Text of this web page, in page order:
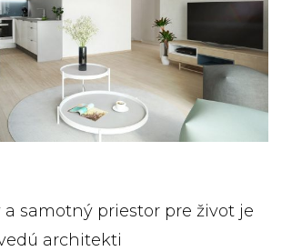
samotný priestor pre život je
architekti